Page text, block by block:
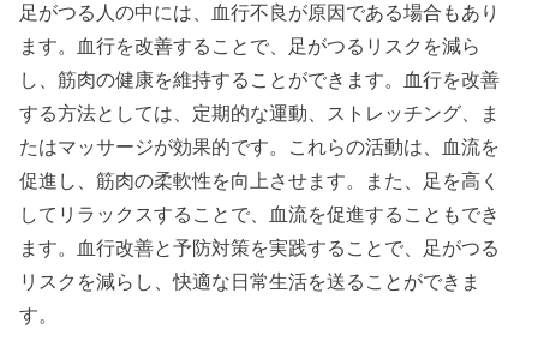
足がつる人の中には、血行不良が原因である場合もあり
ます。血行を改善することで、足がつるリスクを減ら
し、筋肉の健康を維持することができます。血行を改善
する方法としては、定期的な運動、ストレッチング、ま
たはマッサージが効果的です。これらの活動は、血流を
促進し、筋肉の柔軟性を向上させます。また、足を高く
してリラックスすることで、血流を促進することもでき
ます。血行改善と予防対策を実践することで、足がつる
リスクを減らし、快適な日常生活を送ることができま
す。